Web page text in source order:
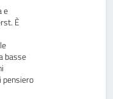
e
È
basse
pensiero